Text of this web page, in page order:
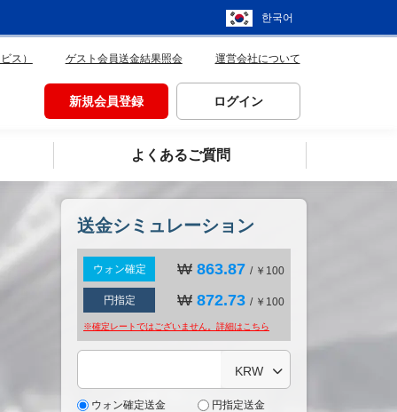
한국어
ス） ゲスト会員送金結果照会 運営会社について
新規会員登録 ログイン
よくあるご質問
送金シミュレーション
ウォン確定 ₩ 863.87 / ￥100
円指定 ₩ 872.73 / ￥100
※確定レートではございません。詳細は こちら
KRW
ウォン確定送金 円指定送金